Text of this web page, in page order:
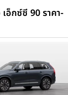
ถูกปรับให้อัจฉริยะ
นรถไฟฟ้า 100% อย่
ความละเอียดสูง ไ
อ็กซ์ซี 90 ราคา-